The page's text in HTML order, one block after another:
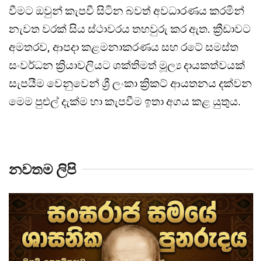
වීමට ඔවුන් කැපවී සිටින බවත් අවධාරණය කරමින්
නැවත වරක් සිය ස්ථාවරය තහවුරු කර ඇත. ක්‍රීඩාවට
අමතරව, ආපදා කළමනාකරණය සහ රටේ සමස්ත
සංවර්ධන ක්‍රියාවලියට ශක්තිමත් මූල්‍ය දායකත්වයක්
සැපයීම වෙනුවෙන් ශ්‍රී ලංකා ක්‍රිකට් ආයතනය දක්වන
මෙම පුළුල් දැක්ම හා කැපවීම ඉතා අගය කළ යුතුය.
නවතම ලිපි